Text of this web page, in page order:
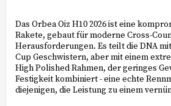
Das Orbea Oiz H10 2026 ist eine
Rakete, gebaut für moderne Cross-
Herausforderungen. Es teilt die DNA
Cup Geschwistern, aber mit einem
High Polished Rahmen, der geringes
Festigkeit kombiniert - eine echte
diejenigen, die Leistung zu einem